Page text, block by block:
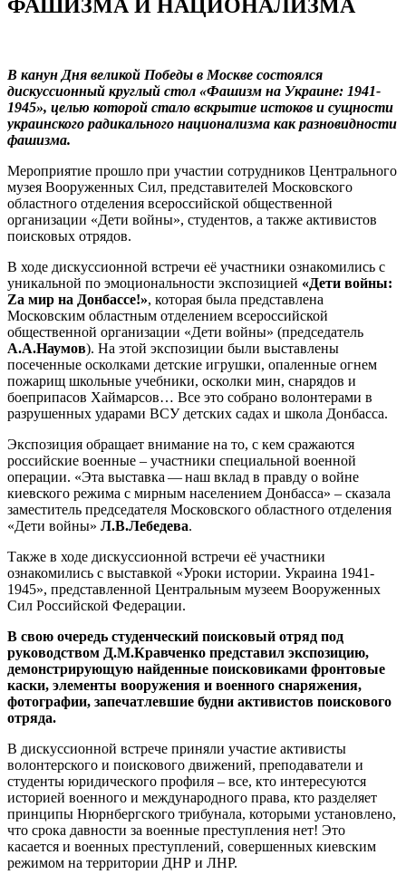
ФАШИЗМА И НАЦИОНАЛИЗМА
В канун Дня великой Победы в Москве состоялся
дискуссионный круглый стол «Фашизм на Украине: 1941-
1945», целью которой стало вскрытие истоков и сущности
украинского радикального национализма как разновидности
фашизма.
Мероприятие прошло при участии сотрудников Центрального
музея Вооруженных Сил, представителей Московского
областного отделения всероссийской общественной
организации «Дети войны», студентов, а также активистов
поисковых отрядов.
В ходе дискуссионной встречи её участники ознакомились с
уникальной по эмоциональности экспозицией «Дети войны:
Zа мир на Донбассе!», которая была представлена
Московским областным отделением всероссийской
общественной организации «Дети войны» (председатель
А.А.Наумов). На этой экспозиции были выставлены
посеченные осколками детские игрушки, опаленные огнем
пожарищ школьные учебники, осколки мин, снарядов и
боеприпасов Хаймарсов… Все это собрано волонтерами в
разрушенных ударами ВСУ детских садах и школа Донбасса.
Экспозиция обращает внимание на то, с кем сражаются
российские военные – участники специальной военной
операции. «Эта выставка — наш вклад в правду о войне
киевского режима с мирным населением Донбасса» – сказала
заместитель председателя Московского областного отделения
«Дети войны» Л.В.Лебедева.
Также в ходе дискуссионной встречи её участники
ознакомились с выставкой «Уроки истории. Украина 1941-
1945», представленной Центральным музеем Вооруженных
Сил Российской Федерации.
В свою очередь студенческий поисковый отряд под
руководством Д.М.Кравченко представил экспозицию,
демонстрирующую найденные поисковиками фронтовые
каски, элементы вооружения и военного снаряжения,
фотографии, запечатлевшие будни активистов поискового
отряда.
В дискуссионной встрече приняли участие активисты
волонтерского и поискового движений, преподаватели и
студенты юридического профиля – все, кто интересуются
историей военного и международного права, кто разделяет
принципы Нюрнбергского трибунала, которыми установлено,
что срока давности за военные преступления нет! Это
касается и военных преступлений, совершенных киевским
режимом на территории ДНР и ЛНР.